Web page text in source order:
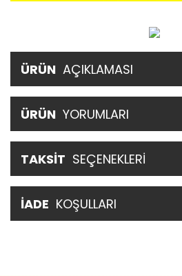
ÜRÜN AÇIKLAMASI
ÜRÜN YORUMLARI
TAKSİT SEÇENEKLERİ
İADE KOŞULLARI